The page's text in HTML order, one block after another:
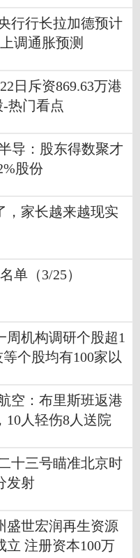
行行长拉加德预计
调通胀预测
日斥资869.63万港
-热门看点
导：股东得数聚才
股份
，家长越来越现实
单（3/25）
周机构调研个股超1
个股均有100家以
空：布里斯班返港
10人轻伤8人送院
十三号瞄准北京时
发射
盛世宏润再生资源
立 注册资本100万